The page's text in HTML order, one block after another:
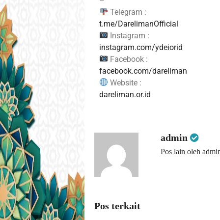
Telegram :
t.me/DarelimanOfficial
Instagram :
instagram.com/ydeiorid
Facebook :
facebook.com/dareliman
Website :
dareliman.or.id
admin
Pos lain oleh
Pos terkait